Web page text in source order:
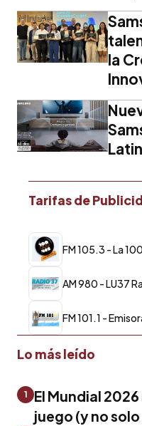
la
Tarifas de
FM 105.3 - La 100
AM 980 - LU37
FM 101.1 -
Lo más leído
1
El Mundial
juego (y no